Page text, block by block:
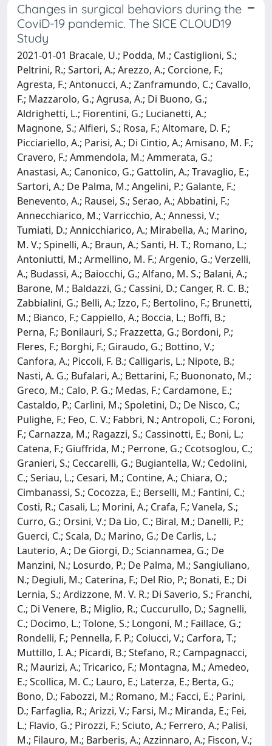
Changes in surgical behaviors during the
CoviD-19 pandemic. The SICE CLOUD19
Study
2021-01-01 Bracale, U.; Podda, M.; Castiglioni, S.;
Peltrini, R.; Sartori, A.; Arezzo, A.; Corcione, F.;
Agresta, F.; Antonucci, A.; Zanframundo, C.; Cavallo,
F.; Mazzarolo, G.; Agrusa, A.; Di Buono, G.;
Aldrighetti, L.; Fiorentini, G.; Lucianetti, A.;
Magnone, S.; Alfieri, S.; Rosa, F.; Altomare, D. F.;
Picciariello, A.; Parisi, A.; Di Cintio, A.; Amisano, M. F.;
Cravero, F.; Ammendola, M.; Ammerata, G.;
Anastasi, A.; Canonico, G.; Gattolin, A.; Travaglio, E.;
Sartori, A.; De Palma, M.; Angelini, P.; Galante, F.;
Benevento, A.; Rausei, S.; Serao, A.; Abbatini, F.;
Annecchiarico, M.; Varricchio, A.; Annessi, V.;
Tumiati, D.; Annicchiarico, A.; Mirabella, A.; Marino,
M. V.; Spinelli, A.; Braun, A.; Santi, H. T.; Romano, L.;
Antoniutti, M.; Armellino, M. F.; Argenio, G.; Verzelli,
A.; Budassi, A.; Baiocchi, G.; Alfano, M. S.; Balani, A.;
Barone, M.; Baldazzi, G.; Cassini, D.; Canger, R. C. B.;
Zabbialini, G.; Belli, A.; Izzo, F.; Bertolino, F.; Brunetti,
M.; Bianco, F.; Cappiello, A.; Boccia, L.; Boffi, B.;
Perna, F.; Bonilauri, S.; Frazzetta, G.; Bordoni, P.;
Fleres, F.; Borghi, F.; Giraudo, G.; Bottino, V.;
Canfora, A.; Piccoli, F. B.; Calligaris, L.; Nipote, B.;
Nasti, A. G.; Bufalari, A.; Bettarini, F.; Buononato, M.;
Greco, M.; Calo, P. G.; Medas, F.; Cardamone, E.;
Castaldo, P.; Carlini, M.; Spoletini, D.; De Nisco, C.;
Pulighe, F.; Feo, C. V.; Fabbri, N.; Antropoli, C.; Foroni,
F.; Carnazza, M.; Ragazzi, S.; Cassinotti, E.; Boni, L.;
Catena, F.; Giuffrida, M.; Perrone, G.; Ccotsoglou, C.;
Granieri, S.; Ceccarelli, G.; Bugiantella, W.; Cedolini,
C.; Seriau, L.; Cesari, M.; Contine, A.; Chiara, O.;
Cimbanassi, S.; Cocozza, E.; Berselli, M.; Fantini, C.;
Costi, R.; Casali, L.; Morini, A.; Crafa, F.; Vanela, S.;
Curro, G.; Orsini, V.; Da Lio, C.; Biral, M.; Danelli, P.;
Guerci, C.; Scala, D.; Marino, G.; De Carlis, L.;
Lauterio, A.; De Giorgi, D.; Sciannamea, G.; De
Manzini, N.; Losurdo, P.; De Palma, M.; Sangiuliano,
N.; Degiuli, M.; Caterina, F.; Del Rio, P.; Bonati, E.; Di
Lernia, S.; Ardizzone, M. V. R.; Di Saverio, S.; Franchi,
C.; Di Venere, B.; Miglio, R.; Cuccurullo, D.; Sagnelli,
C.; Docimo, L.; Tolone, S.; Longoni, M.; Faillace, G.;
Rondelli, F.; Pennella, F. P.; Colucci, V.; Carfora, T.;
Muttillo, I. A.; Picardi, B.; Stefano, R.; Campagnacci,
R.; Maurizi, A.; Tricarico, F.; Montagna, M.; Amedeo,
E.; Scollica, M. C.; Lauro, E.; Laterza, E.; Berta, G.;
Bono, D.; Fabozzi, M.; Romano, M.; Facci, E.; Parini,
D.; Farfaglia, R.; Arizzi, V.; Farsi, M.; Miranda, E.; Fei,
L.; Flavio, G.; Pirozzi, F.; Sciuto, A.; Ferrero, A.; Palisi,
M.; Filauro, M.; Barberis, A.; Azzinnaro, A.; Fiscon, V.;